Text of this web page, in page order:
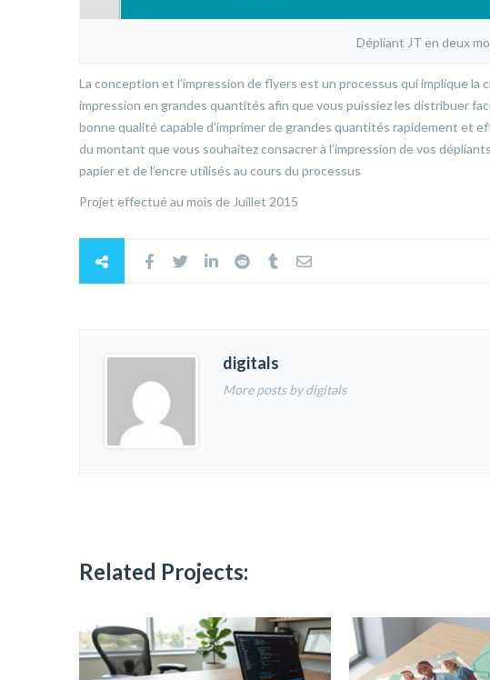
Dépliant JT en deux
La conception et l’impression de flyers est un processus qui implique la
impression en grandes quantités afin que vous puissiez les distribuer
bonne qualité capable d’imprimer de grandes quantités rapidement et
du montant que vous souhaitez consacrer à l’impression de vos
papier et de l’encre utilisés au cours du processus
Projet effectué au mois de Juillet 2015
digitals
More posts by digitals
Related Projects: